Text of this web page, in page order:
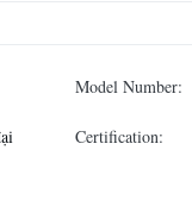
Model Number:
Certification: